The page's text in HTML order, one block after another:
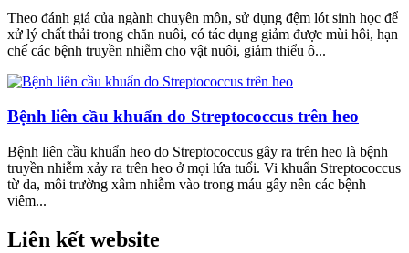
Theo đánh giá của ngành chuyên môn, sử dụng đệm lót sinh học để
xử lý chất thải trong chăn nuôi, có tác dụng giảm được mùi hôi, hạn
chế các bệnh truyền nhiễm cho vật nuôi, giảm thiểu ô...
Bệnh liên cầu khuẩn do Streptococcus trên heo
Bệnh liên cầu khuẩn heo do Streptococcus gây ra trên heo là bệnh
truyền nhiễm xảy ra trên heo ở mọi lứa tuổi. Vi khuẩn Streptococcus
từ da, môi trường xâm nhiễm vào trong máu gây nên các bệnh
viêm...
Liên kết website